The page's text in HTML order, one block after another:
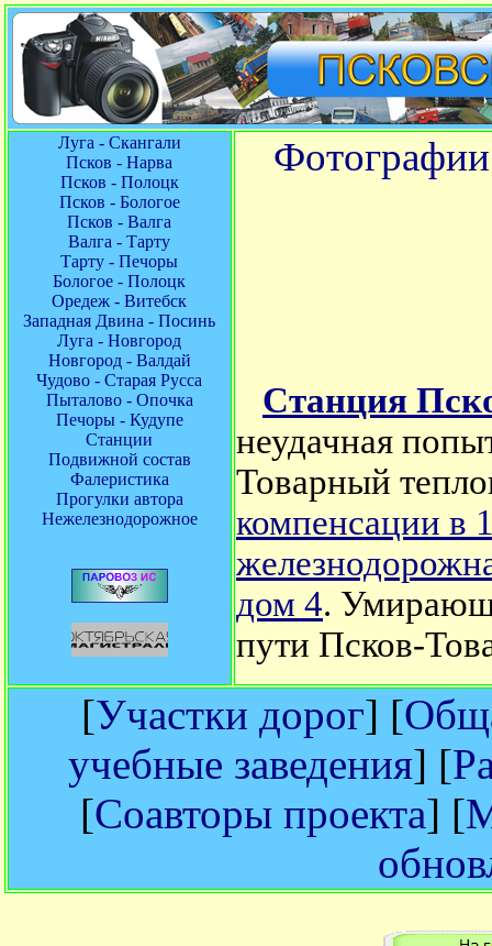
Луга - Скангали
Псков - Нарва
Псков - Полоцк
Псков - Бологое
Псков - Валга
Валга - Тарту
Тарту - Печоры
Бологое - Полоцк
Оредеж - Витебск
Западная Двина - Посинь
Луга - Новгород
Новгород - Валдай
Чудово - Старая Русса
Пыталово - Опочка
Печоры - Кудупе
Станции
Подвижной состав
Фалеристика
Прогулки автора
Нежелезнодорожное
Станция
неудачная
Товарный
компенсации в
дом 4.
пути Псков-
[Участки дорог] [
учебные заведения] [
[Соавторы проекта] [